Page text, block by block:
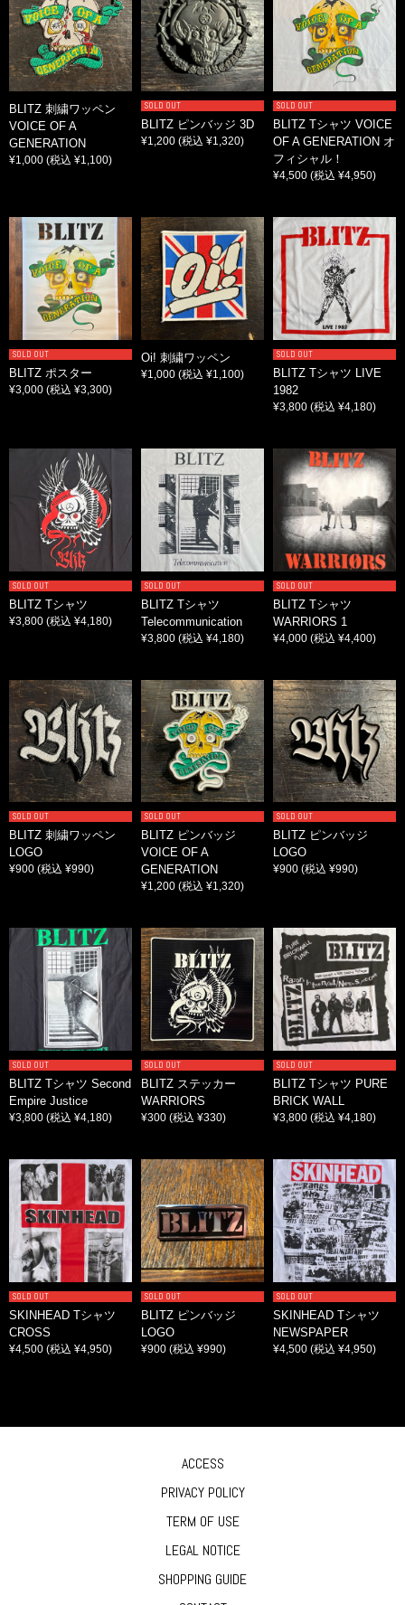
BLITZ 刺繍ワッペン
VOICE OF A
GENERATION
¥1,000 (税込 ¥1,100)
SOLD OUT
BLITZ ピンバッジ 3D
¥1,200 (税込 ¥1,320)
SOLD OUT
BLITZ Tシャツ VOICE
OF A GENERATION オ
フィシャル！
¥4,500 (税込 ¥4,950)
SOLD OUT
BLITZ ポスター
¥3,000 (税込 ¥3,300)
Oi! 刺繍ワッペン
¥1,000 (税込 ¥1,100)
SOLD OUT
BLITZ Tシャツ LIVE
1982
¥3,800 (税込 ¥4,180)
SOLD OUT
BLITZ Tシャツ
¥3,800 (税込 ¥4,180)
SOLD OUT
BLITZ Tシャツ
Telecommunication
¥3,800 (税込 ¥4,180)
SOLD OUT
BLITZ Tシャツ
WARRIORS 1
¥4,000 (税込 ¥4,400)
SOLD OUT
BLITZ 刺繍ワッペン
LOGO
¥900 (税込 ¥990)
SOLD OUT
BLITZ ピンバッジ
VOICE OF A
GENERATION
¥1,200 (税込 ¥1,320)
SOLD OUT
BLITZ ピンバッジ
LOGO
¥900 (税込 ¥990)
SOLD OUT
BLITZ Tシャツ Second
Empire Justice
¥3,800 (税込 ¥4,180)
SOLD OUT
BLITZ ステッカー
WARRIORS
¥300 (税込 ¥330)
SOLD OUT
BLITZ Tシャツ PURE
BRICK WALL
¥3,800 (税込 ¥4,180)
SOLD OUT
SKINHEAD Tシャツ
CROSS
¥4,500 (税込 ¥4,950)
SOLD OUT
BLITZ ピンバッジ
LOGO
¥900 (税込 ¥990)
SOLD OUT
SKINHEAD Tシャツ
NEWSPAPER
¥4,500 (税込 ¥4,950)
ACCESS
PRIVACY POLICY
TERM OF USE
LEGAL NOTICE
SHOPPING GUIDE